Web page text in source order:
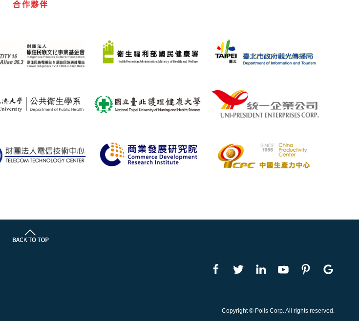
合作夥伴
Copyright © Polls Corp. All rights reserved.